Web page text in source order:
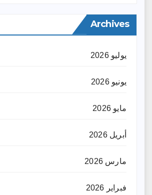
Archives
يوليو 2026
يونيو 2026
مايو 2026
أبريل 2026
مارس 2026
فبراير 2026